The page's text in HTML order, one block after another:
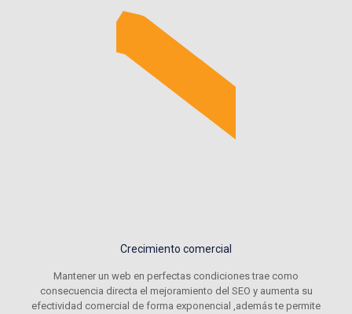
Crecimiento comercial
Mantener un web en perfectas condiciones trae como
consecuencia directa el mejoramiento del SEO y aumenta su
efectividad comercial de forma exponencial ,además te permite